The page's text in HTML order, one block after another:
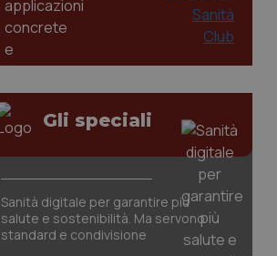
Gli speciali
Sanità digitale per garantire più
salute e sostenibilità. Ma servono
standard e condivisione